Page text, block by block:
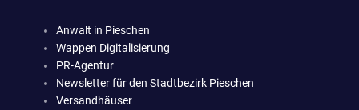
Anwalt in Pieschen
Wappen Digitalisierung
PR-Agentur
Newsletter für den Stadtbezirk Pieschen
Versandhäuser